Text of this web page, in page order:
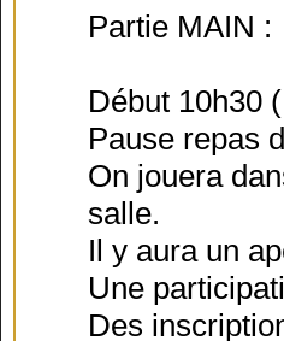
Partie MAIN :
Début 10h30
Pause repas
On jouera
salle.
Il y aura un
Une
Des